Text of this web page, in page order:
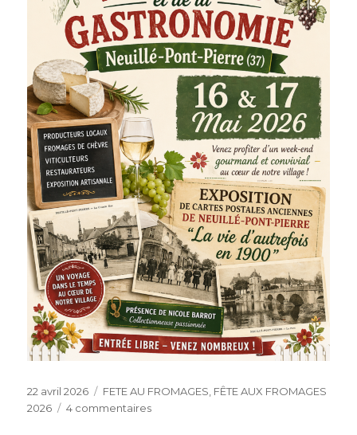
Publié
le
22 avril 2026 Catégories
FETE AU FROMAGES FÊTE AUX FROMAGES
2026
4 commentairessur